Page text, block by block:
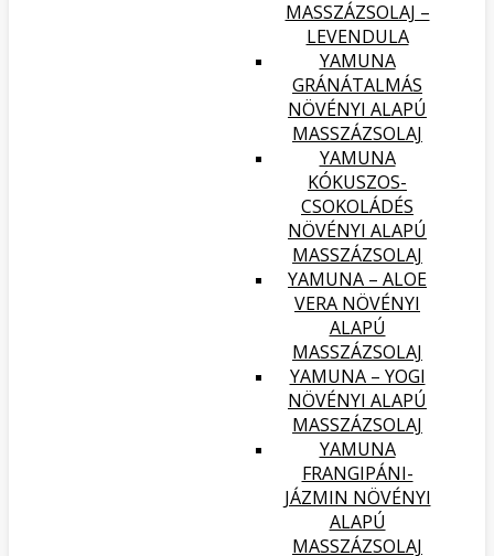
MASSZÁZSOLAJ –
LEVENDULA
YAMUNA
GRÁNÁTALMÁS
NÖVÉNYI ALAPÚ
MASSZÁZSOLAJ
YAMUNA
KÓKUSZOS-
CSOKOLÁDÉS
NÖVÉNYI ALAPÚ
MASSZÁZSOLAJ
YAMUNA – ALOE
VERA NÖVÉNYI
ALAPÚ
MASSZÁZSOLAJ
YAMUNA – YOGI
NÖVÉNYI ALAPÚ
MASSZÁZSOLAJ
YAMUNA
FRANGIPÁNI-
JÁZMIN NÖVÉNYI
ALAPÚ
MASSZÁZSOLAJ